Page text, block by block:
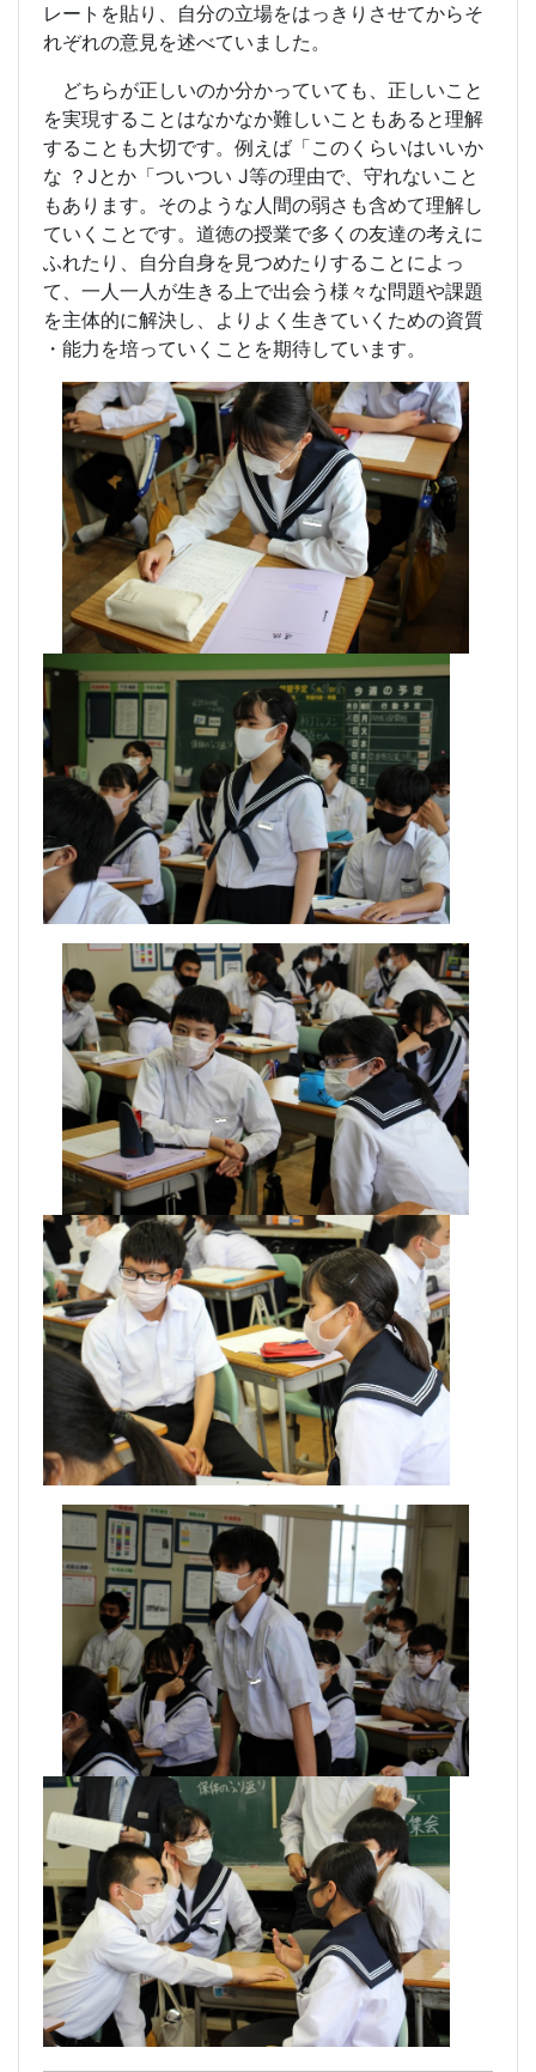
レートを貼り、自分の立場をはっきりさせてからそ
れぞれの意見を述べていました。
どちらが正しいのか分かっていても、正しいこと
を実現することはなかなか難しいこともあると理解
することも大切です。例えば「このくらいはいいか
な ？Jとか「ついつい J等の理由で、守れないこと
もあります。そのような人間の弱さも含めて理解し
ていくことです。道徳の授業で多くの友達の考えに
ふれたり、自分自身を見つめたりすることによっ
て、一人一人が生きる上で出会う様々な問題や課題
を主体的に解決し、よりよく生きていくための資質
・能力を培っていくことを期待しています。